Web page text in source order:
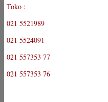
Toko :
021 5521989
021 5524091
021 557353 77
021 557353 76